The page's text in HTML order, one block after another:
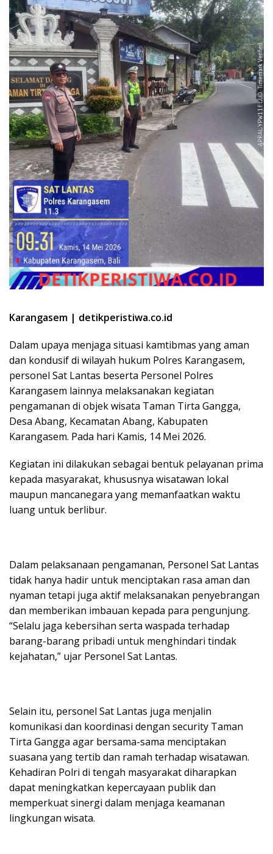
Karangasem | detikperistiwa.co.id
Dalam upaya menjaga situasi kamtibmas yang aman
dan kondusif di wilayah hukum Polres Karangasem,
personel Sat Lantas beserta Personel Polres
Karangasem lainnya melaksanakan kegiatan
pengamanan di objek wisata Taman Tirta Gangga,
Desa Abang, Kecamatan Abang, Kabupaten
Karangasem. Pada hari Kamis, 14 Mei 2026.
Kegiatan ini dilakukan sebagai bentuk pelayanan prima
kepada masyarakat, khususnya wisatawan lokal
maupun mancanegara yang memanfaatkan waktu
luang untuk berlibur.
Dalam pelaksanaan pengamanan, Personel Sat Lantas
tidak hanya hadir untuk menciptakan rasa aman dan
nyaman tetapi juga aktif melaksanakan penyebrangan
dan memberikan imbauan kepada para pengunjung.
“Selalu jaga kebersihan serta waspada terhadap
barang-barang pribadi untuk menghindari tindak
kejahatan,” ujar Personel Sat Lantas.
Selain itu, personel Sat Lantas juga menjalin
komunikasi dan koordinasi dengan security Taman
Tirta Gangga agar bersama-sama menciptakan
suasana yang tertib dan ramah terhadap wisatawan.
Kehadiran Polri di tengah masyarakat diharapkan
dapat meningkatkan kepercayaan publik dan
memperkuat sinergi dalam menjaga keamanan
lingkungan wisata.